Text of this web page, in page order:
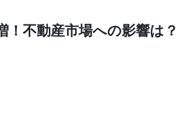
不動産市場への影響は？